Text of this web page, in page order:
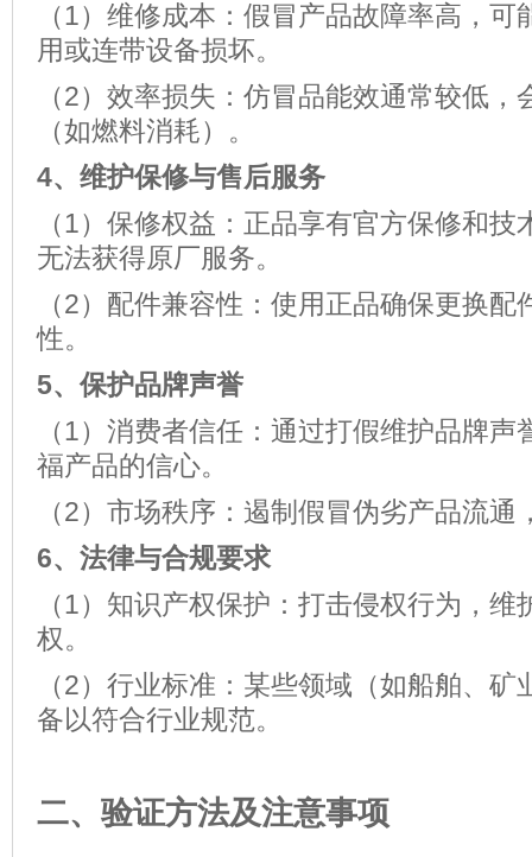
（1）维修成本：假冒产品故障率高，
用或连带设备损坏。
（2）效率损失：仿冒品能效通常较低
（如燃料消耗）。
4、 维护保修与售后服务
（1）保修权益：正品享有官方保修和
无法获得原厂服务。
（2）配件兼容性：使用正品确保更换配
性。
5、 保护品牌声誉
（1）消费者信任：通过打假维护品牌
福产品的信心。
（2）市场秩序：遏制假冒伪劣产品流通
6、 法律与合规要求
（1）知识产权保护：打击侵权行为，维
权。
（2）行业标准：某些领域（如船舶、
备以符合行业规范。
二、验证方法及注意事项